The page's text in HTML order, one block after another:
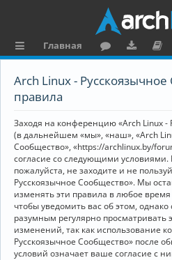
ы
к
и
Главная
ру
ру
и
ку
е
н
та
ц
и
я
Arch Linux -
правила
Заходя на конференцию «Arch Linux -
(в дальнейшем «мы», «наш», «Arch
Сообщество», «https://archlinux.by/
согласие со следующими
пожалуйста, не заходите и не
Русскоязычное Сообщество». Мы
изменять эти правила в любое
чтобы уведомить вас об этом,
разумным регулярно просматривать
изменений, так как использование
Русскоязычное Сообщество» после
условий означает ваше согласие с